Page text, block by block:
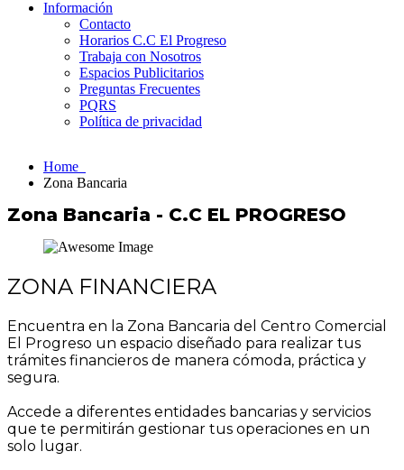
Información
Contacto
Horarios C.C El Progreso
Trabaja con Nosotros
Espacios Publicitarios
Preguntas Frecuentes
PQRS
Política de privacidad
Home
Zona Bancaria
Zona Bancaria - C.C EL PROGRESO
ZONA FINANCIERA
Encuentra en la Zona Bancaria del Centro Comercial
El Progreso un espacio diseñado para realizar tus
trámites financieros de manera cómoda, práctica y
segura.
Accede a diferentes entidades bancarias y servicios
que te permitirán gestionar tus operaciones en un
solo lugar.